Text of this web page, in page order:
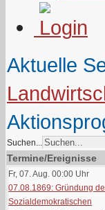
Aktuelle
Suchen...
Termine/Ereignisse
Fr, 07. Aug. 00:00 Uhr
07.08.1869: Gründung
Sozialdemokratischen